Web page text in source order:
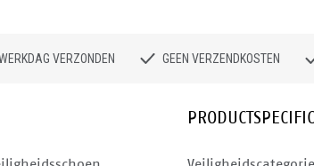
VERZONDEN GEEN VERZENDKOSTEN